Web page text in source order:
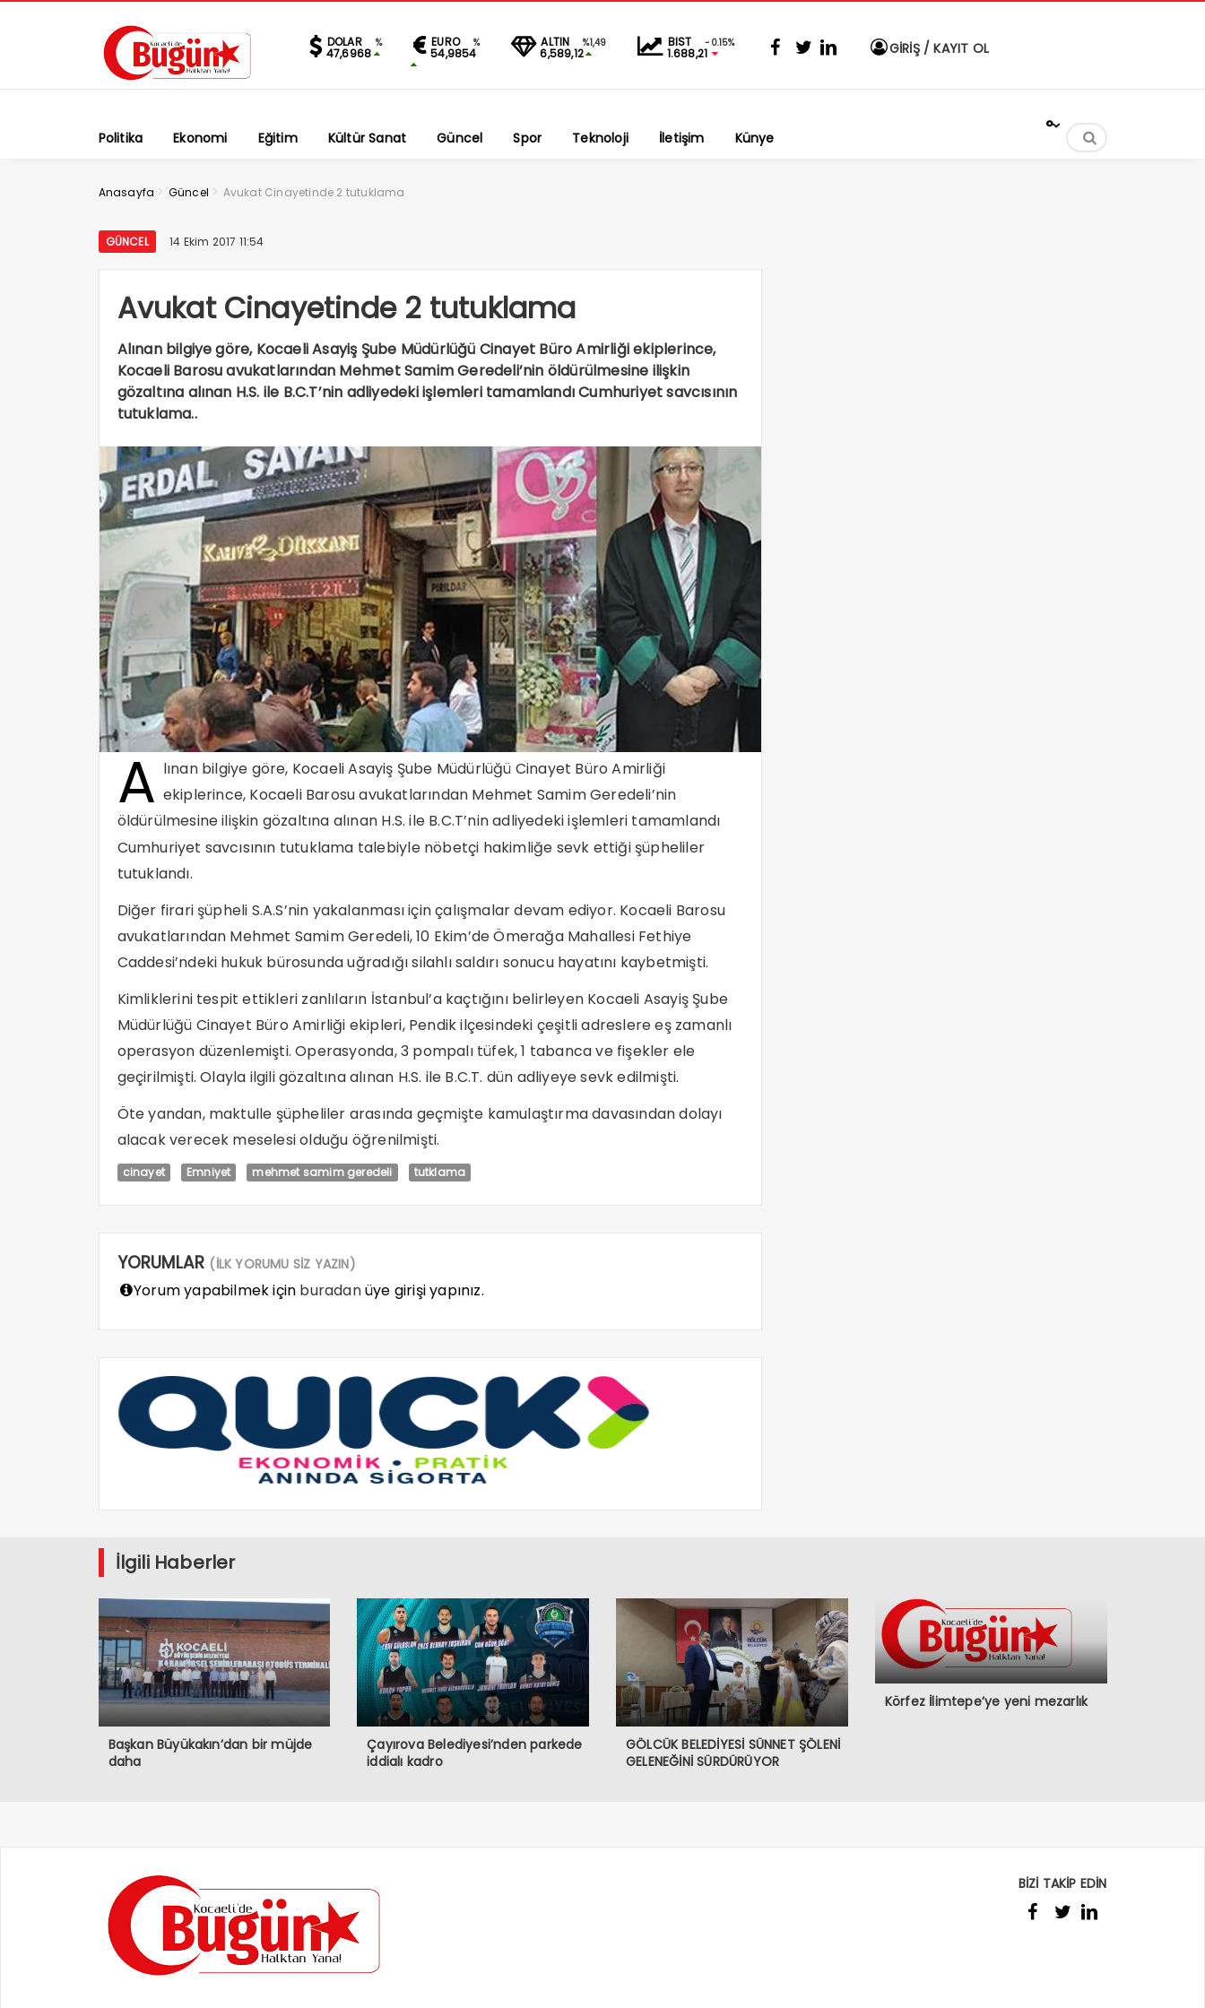
DOLAR %
47,6968
EURO %
54,9854
ALTIN %1,49
6,589,12
BIST -0.15%
1.688,21 GİRİŞ / KAYIT OL
Politika Ekonomi Eğitim Kültür Sanat Güncel Spor Teknoloji İletişim Künye
°
Anasayfa > Güncel > Avukat Cinayetinde 2 tutuklama
GÜNCEL 14 Ekim 2017 11:54
Avukat Cinayetinde 2 tutuklama
Alınan bilgiye göre, Kocaeli Asayiş Şube Müdürlüğü Cinayet Büro Amirliği ekiplerince,
Kocaeli Barosu avukatlarından Mehmet Samim Geredeli’nin öldürülmesine ilişkin
gözaltına alınan H.S. ile B.C.T’nin adliyedeki işlemleri tamamlandı Cumhuriyet savcısının
tutuklama..
A lınan bilgiye göre, Kocaeli Asayiş Şube Müdürlüğü Cinayet Büro Amirliği
ekiplerince, Kocaeli Barosu avukatlarından Mehmet Samim Geredeli’nin
öldürülmesine ilişkin gözaltına alınan H.S. ile B.C.T’nin adliyedeki işlemleri tamamlandı
Cumhuriyet savcısının tutuklama talebiyle nöbetçi hakimliğe sevk ettiği şüpheliler
tutuklandı.
Diğer firari şüpheli S.A.S’nin yakalanması için çalışmalar devam ediyor. Kocaeli Barosu
avukatlarından Mehmet Samim Geredeli, 10 Ekim’de Ömerağa Mahallesi Fethiye
Caddesi’ndeki hukuk bürosunda uğradığı silahlı saldırı sonucu hayatını kaybetmişti.
Kimliklerini tespit ettikleri zanlıların İstanbul’a kaçtığını belirleyen Kocaeli Asayiş Şube
Müdürlüğü Cinayet Büro Amirliği ekipleri, Pendik ilçesindeki çeşitli adreslere eş zamanlı
operasyon düzenlemişti. Operasyonda, 3 pompalı tüfek, 1 tabanca ve fişekler ele
geçirilmişti. Olayla ilgili gözaltına alınan H.S. ile B.C.T. dün adliyeye sevk edilmişti.
Öte yandan, maktulle şüpheliler arasında geçmişte kamulaştırma davasından dolayı
alacak verecek meselesi olduğu öğrenilmişti.
cinayet Emniyet mehmet samim geredeli tutklama
YORUMLAR (İLK YORUMU SİZ YAZIN)
Yorum yapabilmek için buradanüye girişi yapınız.
İlgili Haberler
Başkan Büyükakın’dan bir müjde
daha
Çayırova Belediyesi’nden parkede
iddialı kadro
GÖLCÜK BELEDİYESİ SÜNNET ŞÖLENİ
GELENEĞİNİ SÜRDÜRÜYOR
Körfez İlimtepe’ye yeni mezarlık
BİZİ TAKİP EDİN